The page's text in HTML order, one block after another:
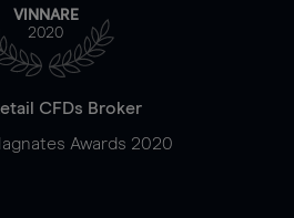
VINNARE
2020
CFDs Broker
Awards 2020